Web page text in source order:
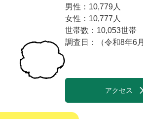
男性：10,779人
女性：10,777人
世帯数：10,053世帯
調査日：（令和8年6
アクセス